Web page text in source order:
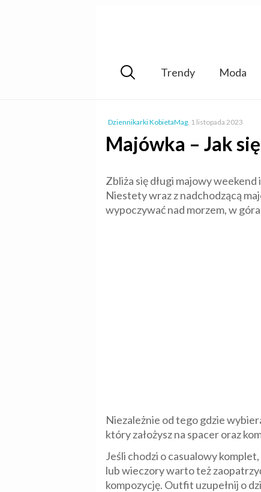
Trendy Moda
Dziennikarki KobietaMag, 1 listopada 2023
Majówka – Jak
Zbliża się długi majowy
Niestety wraz z nadchodzącą
wypoczywać nad morzem, w
Niezależnie od tego gdzie
który założysz na spacer oraz
Jeśli chodzi o casualowy
lub wieczory warto też
kompozycję. Outfit uzupełnij o